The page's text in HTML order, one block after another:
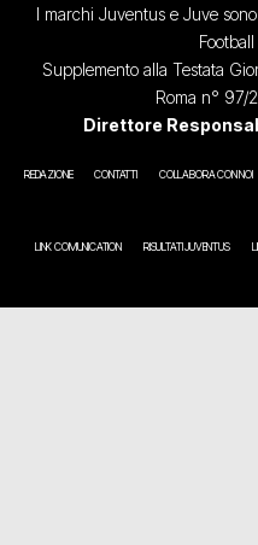
I marchi Juventus e Juve
Supplemento alla Testata
Roma n° 97/
Direttore
REDAZIONE CONTATTI COLLABORA CON NOI
LINK COMUNICATION RISULTATI JUVENTUS